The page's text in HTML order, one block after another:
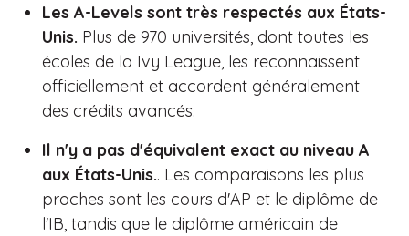
Les A-Levels sont très respectés aux États-
Unis. Plus de 970 universités, dont toutes les
écoles de la Ivy League, les reconnaissent
officiellement et accordent généralement
des crédits avancés.
Il n'y a pas d'équivalent exact au niveau A
aux États-Unis.. Les comparaisons les plus
proches sont les cours d'AP et le diplôme de
l'IB, tandis que le diplôme américain de